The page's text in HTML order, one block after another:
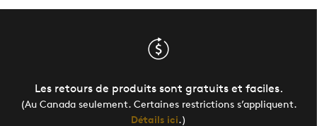
Les retours de produits sont gratuits et faciles.
(Au Canada seulement. Certaines restrictions s’appliquent.
Détails ici.)